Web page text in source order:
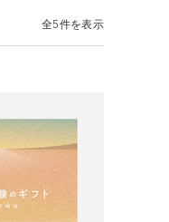
全5件を表示